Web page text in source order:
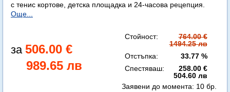
с тенис кортове, детска площадка и 24-часова рецепция.
Още...
506.00 €
989.65 лв
Стойност:
764.00 €
1494.25 лв
Отстъпка:
33.77 %
Спестяваш:
258.00 €
504.60 лв
Заявени до момента: 10 бр.